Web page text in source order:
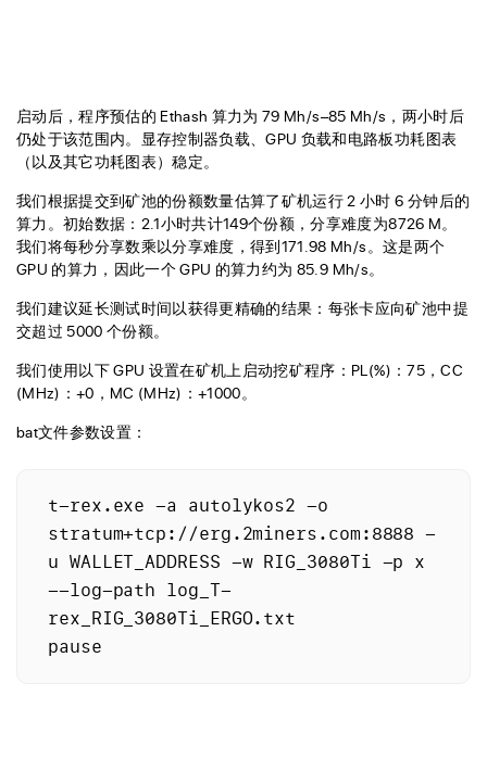
启动后，程序预估的 Ethash 算力为 79 Mh/s–85 Mh/s，两小时后
仍处于该范围内。显存控制器负载、GPU 负载和电路板功耗图表
（以及其它功耗图表）稳定。
我们根据提交到矿池的份额数量估算了矿机运行 2 小时 6 分钟后的
算力。初始数据：2.1小时共计149个份额，分享难度为8726 M。
我们将每秒分享数乘以分享难度，得到171.98 Mh/s。这是两个
GPU 的算力，因此一个 GPU 的算力约为 85.9 Mh/s。
我们建议延长测试时间以获得更精确的结果：每张卡应向矿池中提
交超过 5000 个份额。
我们使用以下 GPU 设置在矿机上启动挖矿程序：PL(%)：75，CC
(MHz)：+0，MC (MHz)：+1000。
bat文件参数设置：
t-rex.exe -a autolykos2 -o
stratum+tcp://erg.2miners.com:8888 -
u WALLET_ADDRESS -w RIG_3080Ti -p x
--log-path log_T-
rex_RIG_3080Ti_ERGO.txt